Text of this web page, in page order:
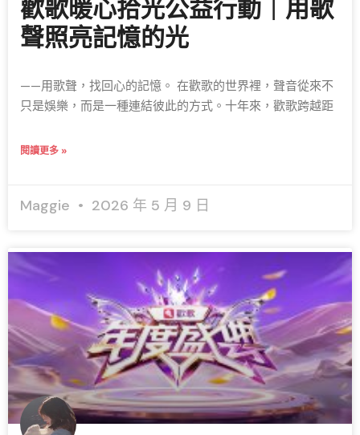
歡歌暖心拾光公益行動｜用歌
聲照亮記憶的光
——用歌聲，找回心的記憶。 在歡歌的世界裡，聲音從來不
只是娛樂，而是一種連結彼此的方式。十年來，歡歌跨越距
閱讀更多 »
Maggie 2026 年 5 月 9 日